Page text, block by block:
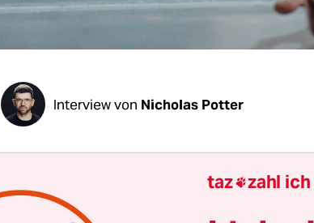
Interview von Nicholas Potter
Frau Mitrović, Ihr neuestes Stück
Wofür Dankbarkeit?
taz zahl ich